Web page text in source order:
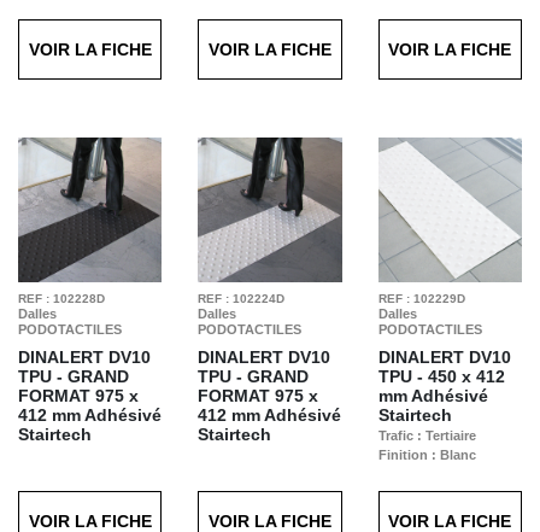
VOIR LA FICHE VOIR LA FICHE VOIR LA FICHE
REF : 102228D
Dalles
PODOTACTILES
DINALERT DV10
TPU - GRAND
FORMAT 975 x
412 mm Adhésivé
Stairtech
Moucheté
VOIR LA FICHE
REF : 102224D
Dalles
PODOTACTILES
DINALERT DV10
TPU - GRAND
FORMAT 975 x
412 mm Adhésivé
Stairtech
VOIR LA FICHE
REF : 102229D
Dalles
PODOTACTILES
DINALERT DV10
TPU -450 x 412
mm Adhésivé
Stairtech
Trafic : Tertiaire
Finition : Blanc
VOIR LA FICHE